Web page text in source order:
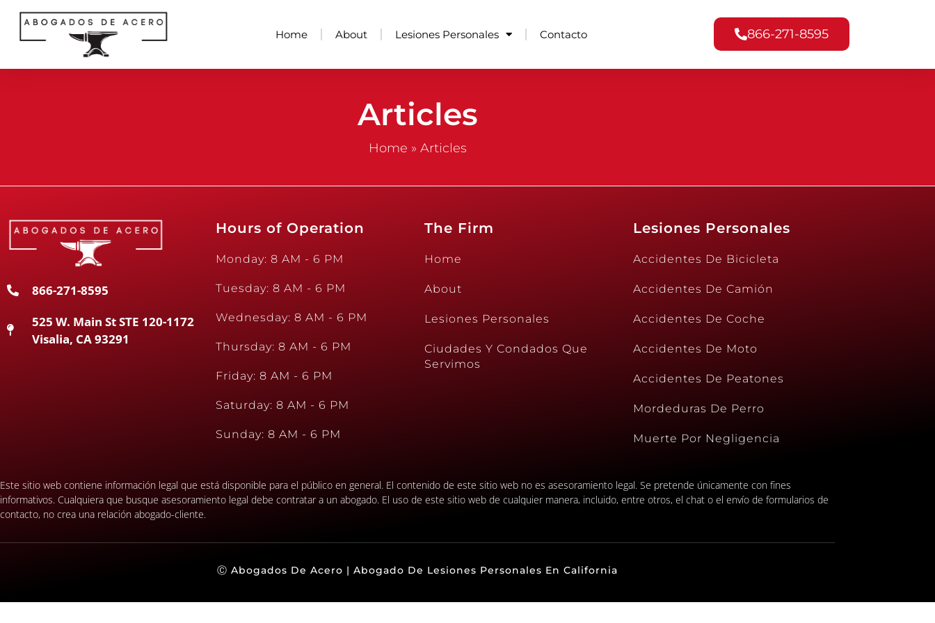
Home About Lesiones Personales Contacto 866-271-8595
Articles
Home » Articles
866-271-8595
525 W. Main St STE 120-1172
Visalia, CA 93291
Hours of Operation
Monday: 8 AM - 6 PM
Tuesday: 8 AM - 6 PM
Wednesday: 8 AM - 6 PM
Thursday: 8 AM - 6 PM
Friday: 8 AM - 6 PM
Saturday: 8 AM - 6 PM
Sunday: 8 AM - 6 PM
The Firm
Home
About
Lesiones Personales
Ciudades Y Condados Que
Servimos
Lesiones Personales
Accidentes De Bicicleta
Accidentes De Camión
Accidentes De Coche
Accidentes De Moto
Accidentes De Peatones
Mordeduras De Perro
Muerte Por Negligencia
Este sitio web contiene información legal que está disponible para el público en general. El contenido de este sitio web no es asesoramiento legal. Se pretende únicamente con fines
informativos. Cualquiera que busque asesoramiento legal debe contratar a un abogado. El uso de este sitio web de cualquier manera, incluido, entre otros, el chat o el envío de formularios de
contacto, no crea una relación abogado-cliente.
Ⓒ Abogados De Acero | Abogado De Lesiones Personales En California